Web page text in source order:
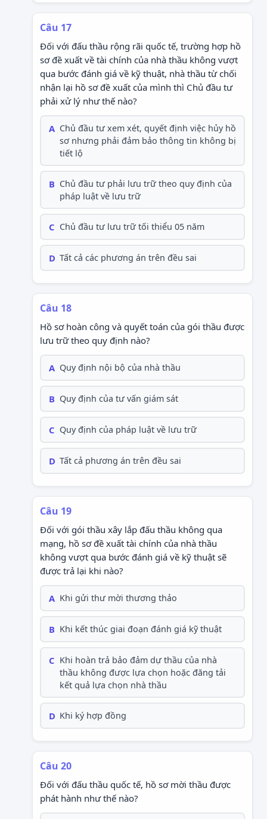
Câu 17
Đối với đấu thầu rộng rãi quốc tế, trường hợp hồ
sơ đề xuất về tài chính của nhà thầu không vượt
qua bước đánh giá về kỹ thuật, nhà thầu từ chối
nhận lại hồ sơ đề xuất của mình thì Chủ đầu tư
phải xử lý như thế nào?
A Chủ đầu tư xem xét, quyết định việc hủy hồ
sơ nhưng phải đảm bảo thông tin không bị
tiết lộ
B Chủ đầu tư phải lưu trữ theo quy định của
pháp luật về lưu trữ
C Chủ đầu tư lưu trữ tối thiểu 05 năm
D Tất cả các phương án trên đều sai
Câu 18
Hồ sơ hoàn công và quyết toán của gói thầu được
lưu trữ theo quy định nào?
A Quy định nội bộ của nhà thầu
B Quy định của tư vấn giám sát
C Quy định của pháp luật về lưu trữ
D Tất cả phương án trên đều sai
Câu 19
Đối với gói thầu xây lắp đấu thầu không qua
mạng, hồ sơ đề xuất tài chính của nhà thầu
không vượt qua bước đánh giá về kỹ thuật sẽ
được trả lại khi nào?
A Khi gửi thư mời thương thảo
B Khi kết thúc giai đoạn đánh giá kỹ thuật
C Khi hoàn trả bảo đảm dự thầu của nhà
thầu không được lựa chọn hoặc đăng tải
kết quả lựa chọn nhà thầu
D Khi ký hợp đồng
Câu 20
Đối với đấu thầu quốc tế, hồ sơ mời thầu được
phát hành như thế nào?